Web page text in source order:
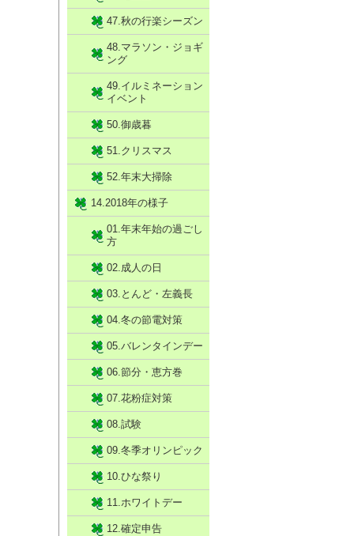
47.秋の行楽シーズン
48.マラソン・ジョギ
ング
49.イルミネーション
イベント
50.御歳暮
51.クリスマス
52.年末大掃除
14.2018年の様子
01.年末年始の過ごし
方
02.成人の日
03.とんど・左義長
04.冬の節電対策
05.バレンタインデー
06.節分・恵方巻
07.花粉症対策
08.試験
09.冬季オリンピック
10.ひな祭り
11.ホワイトデー
12.確定申告